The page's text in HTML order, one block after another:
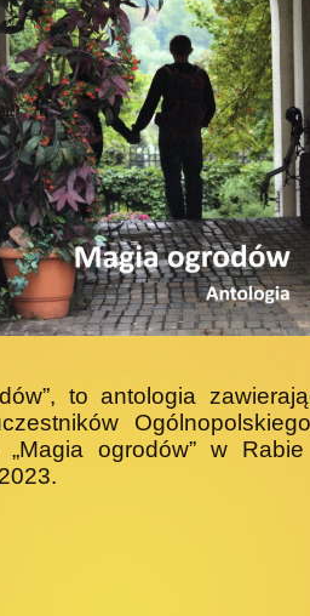
to antologia
„Magia ogrodów” w